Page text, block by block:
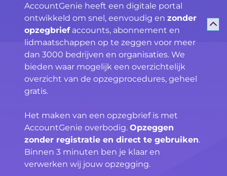
AccountGenie heeft een digitale portal
ontwikkeld om snel, eenvoudig en zonder
opzegbriefaccounts, abonnement en
lidmaatschappen op te zeggen voor meer
dan 3000 bedrijven en organisaties. We
bieden waar mogelijk een overzichtelijk
overzicht van de opzegprocedures, geheel
gratis.
Het maken van een opzegbrief is met
AccountGenie overbodig. Opzeggen
zonder registratie en direct te gebruiken.
Binnen 3 minuten ben je klaar en
verwerken wij jouw opzegging.